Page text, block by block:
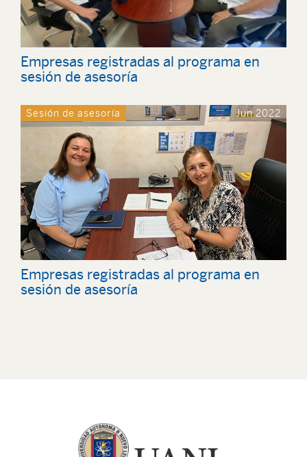
Empresas registradas al programa en
sesión de asesoría
Sesión de asesoría Jun 2022
Empresas registradas al programa en
sesión de asesoría